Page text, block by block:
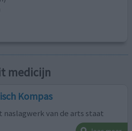
medicijn
Kompas
naslagwerk van de arts staat